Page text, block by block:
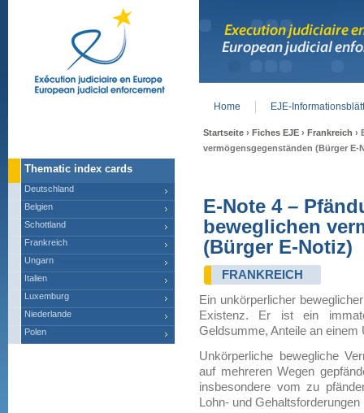
Startseite › Fiches EJE › Frankreich ›
vermögensgegenständen (Bürger E-
E-Note 4 –
beweglichen
(Bürger E-Notiz)
FRANKREICH
Ein unkörperlicher
Existenz. Er ist ein
Geldsumme, Anteile an einem
Unkörperliche bewegliche
auf mehreren Wegen
insbesondere vom zu
Lohn- und Gehaltsforderungen
Home EJE-
Thematic index cards
Deutschland
Belgien
Schottland
Frankreich
Ungarn
Italien
Luxemburg
Niederlande
Polen